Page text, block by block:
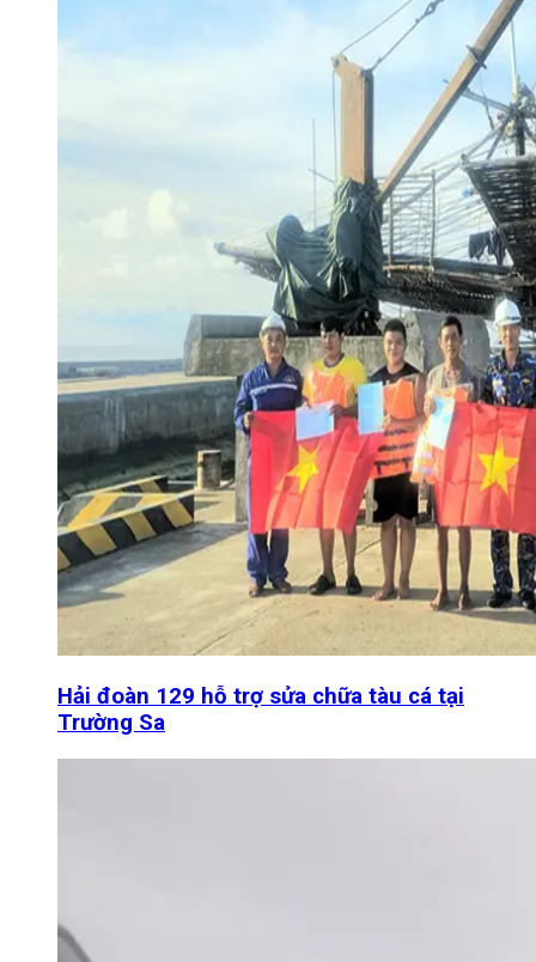
Hải đoàn 129 hỗ trợ sửa chữa tàu cá tại
Trường Sa